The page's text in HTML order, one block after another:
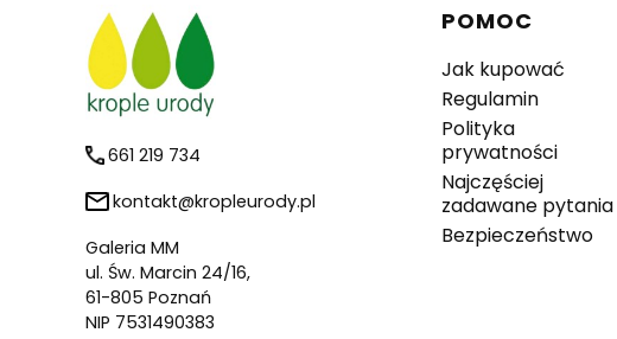
661 219 734
kontakt@kropleurody.pl
Galeria MM
ul. Św. Marcin 24/16,
61-805 Poznań
NIP 7531490383
Linki w stopce
POMOC
Jak kupować
Regulamin
Polityka
prywatności
Najczęściej
zadawane pytania
Bezpieczeństwo